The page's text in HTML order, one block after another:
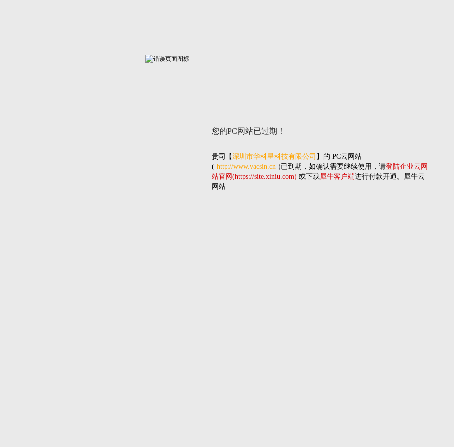
您的PC网站已过期！
贵司 【深圳市华科星科技有限公司 】的 PC云网站
( http://www.vacsin.cn )已到期，如确认需要继续使用，请登陆企业云网
站官网(https://site.xiniu.com) 或下载犀牛客户端进行付款开通。犀牛云
网站